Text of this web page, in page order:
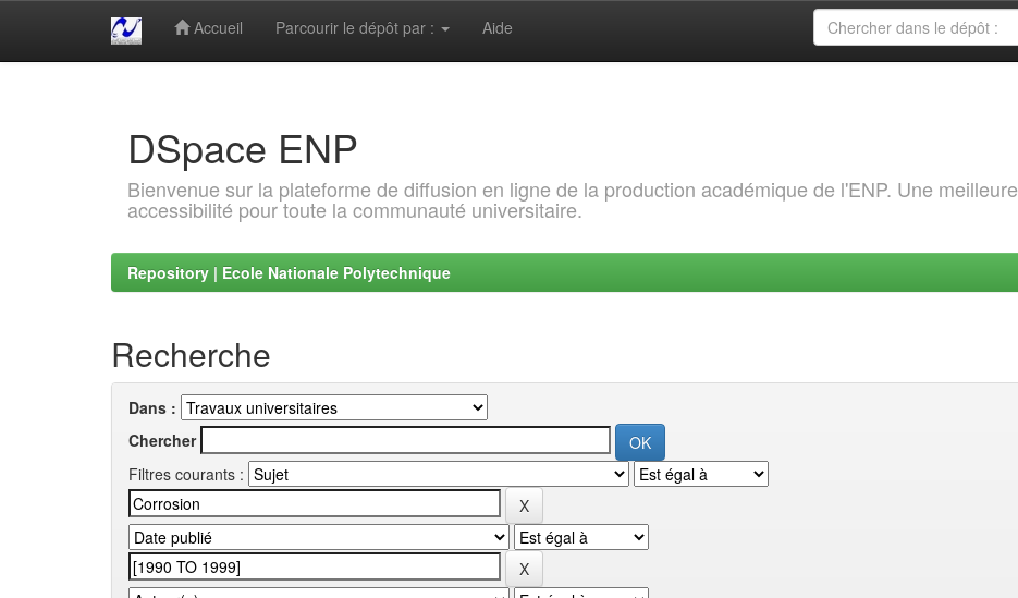
Accueil Parcourir le dépôt par : Aide
DSpace ENP
Bienvenue sur la plateforme de diffusion en ligne de la production académique de l'ENP. Une meilleure
accessibilité pour toute la communauté universitaire.
Repository | Ecole Nationale Polytechnique
Recherche
Dans :
Chercher
Filtres courants :